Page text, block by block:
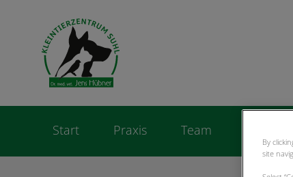
Start Praxis Team
By
site